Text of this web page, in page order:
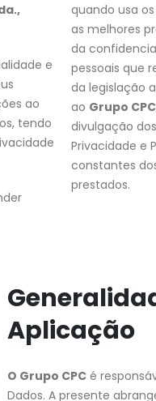
e
ao
tendo
quando usa
as melhores
da
pessoais que
da legislação
ao Grupo CPC
divulgação
Privacidade e
constantes
prestados.
Aplicação
O Grupo CPCé
Dados. A presente